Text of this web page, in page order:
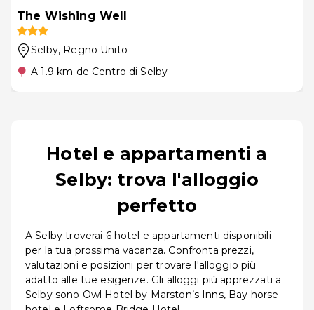
The Wishing Well
Selby, Regno Unito
A 1.9 km de Centro di Selby
Hotel e appartamenti a
Selby: trova l'alloggio
perfetto
A Selby troverai 6 hotel e appartamenti disponibili
per la tua prossima vacanza. Confronta prezzi,
valutazioni e posizioni per trovare l'alloggio più
adatto alle tue esigenze. Gli alloggi più apprezzati a
Selby sono Owl Hotel by Marston’s Inns, Bay horse